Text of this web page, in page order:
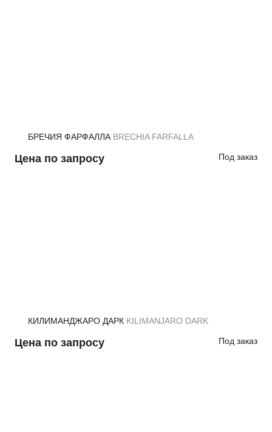
БРЕЧИЯ ФАРФАЛЛА BRECHIA FARFALLA
Цена по запросу Под заказ
КИЛИМАНДЖАРО ДАРК KILIMANJARO DARK
Цена по запросу Под заказ